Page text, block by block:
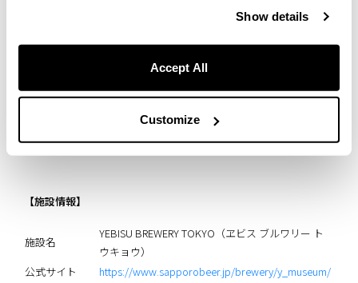
Show details
Accept All
Customize
【施設情報】
施設名
YEBISU BREWERY TOKYO（ヱビス ブルワリー ト
ウキョウ）
公式サイト
https://www.sapporobeer.jp/brewery/y_museum/